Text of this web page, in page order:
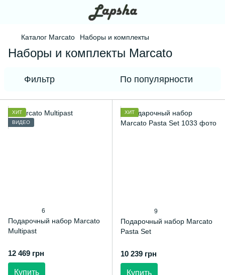
Каталог Marcato Наборы и комплекты
Наборы и комплекты Marcato
Фильтр По популярности
ХИТ
ВИДЕО
6
Подарочный набор Marcato
Multipast
12 469 грн
Купить
ХИТ
9
Подарочный набор Marcato
Pasta Set
10 239 грн
Купить